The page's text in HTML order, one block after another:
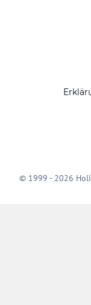
© 1999 - 2026